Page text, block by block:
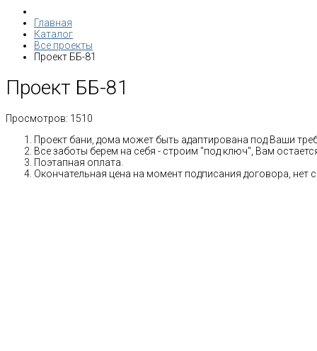
Главная
Каталог
Все проекты
Проект ББ-81
Проект ББ-81
Просмотров: 1510
Проект бани, дома может быть адаптирована под Ваши
Все заботы берем на себя - строим "под ключ", Вам
Поэтапная оплата.
Окончательная цена на момент подписания договора, нет